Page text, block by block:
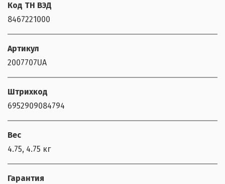
Код ТН ВЭД
8467221000
Артикул
2007707UA
Штрихкод
6952909084794
Вес
4.75, 4.75 кг
Гарантия